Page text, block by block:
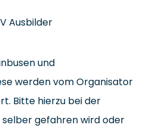
Ausbilder
und
werden vom Organisator
Bitte hierzu bei der
gefahren wird oder